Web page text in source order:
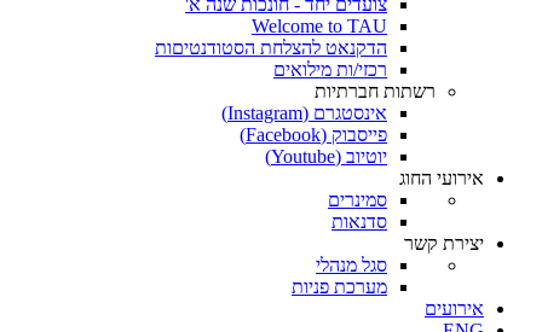
צועדים יחד - חונכות שנה א'
Welcome to TAU
הדקנאט להצלחת הסטודנטיםות
רכזי/ות מילואים
רשתות חברתיות
אינסטגרם (Instagram)
פייסבוק (Facebook)
יוטיוב (Youtube)
אירועי החוג
סמינרים
סדנאות
יצירת קשר
סגל מנהלי
מערכת פניות
אירועים